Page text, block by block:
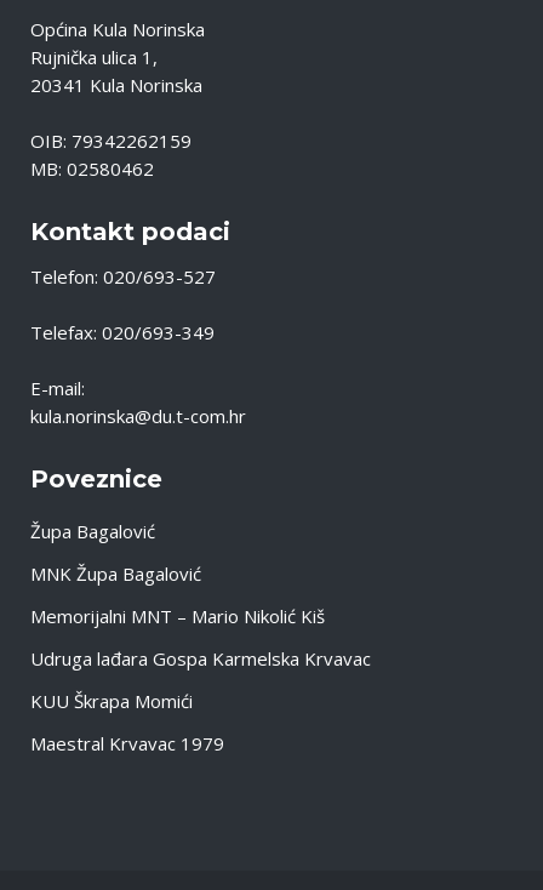
Općina Kula Norinska
Rujnička ulica 1,
20341 Kula Norinska
OIB: 79342262159
MB: 02580462
Kontakt podaci
Telefon: 020/693-527
Telefax: 020/693-349
E-mail:
kula.norinska@du.t-com.hr
Poveznice
Župa Bagalović
MNK Župa Bagalović
Memorijalni MNT – Mario Nikolić Kiš
Udruga lađara Gospa Karmelska Krvavac
KUU Škrapa Momići
Maestral Krvavac 1979